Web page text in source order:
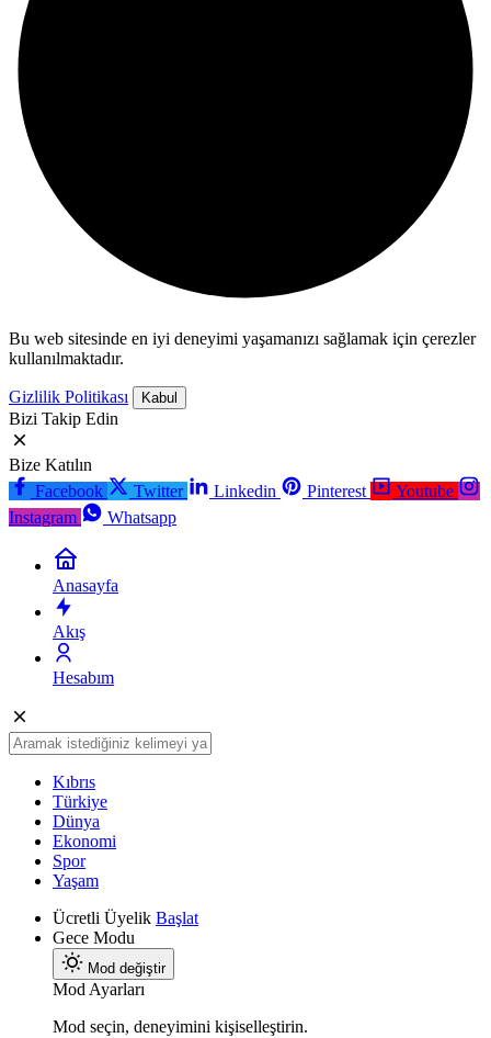
Bu web sitesinde en iyi deneyimi yaşamanızı sağlamak için çerezler
kullanılmaktadır.
Gizlilik Politikası Kabul
Bizi Takip Edin
Bize Katılın
Facebook
Twitter Linkedin Pinterest
Youtube
Instagram
Whatsapp
Anasayfa
Akış
Hesabım
Kıbrıs
Türkiye
Dünya
Ekonomi
Spor
Yaşam
Ücretli Üyelik Başlat
Gece Modu
Mod değiştir
Mod Ayarları
Mod seçin, deneyimini kişiselleştirin.